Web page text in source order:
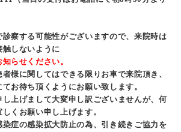
察する可能性がございますので、来院時は
しないように
らせください。
様に関してはできる限りお車で来院頂き、
お待ち頂くようにお願い致します。
上げまして大変申し訳ございませんが、何
くお願い申し上げます。
症の感染拡大防止の為、引き続きご協力を